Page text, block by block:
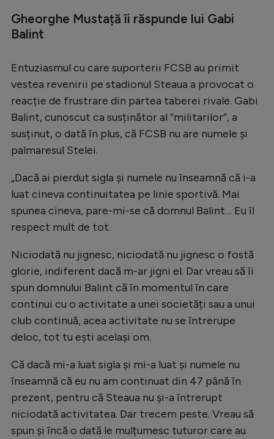
Natație
Formula 1
Gimnastică
Rugby
Ciclism
JO 2024
Intră în cont
Creează cont
Gheorghe Mustață îi răspunde lui Gabi
Balint
Entuziasmul cu care suporterii FCSB au primit
vestea revenirii pe stadionul Steaua a provocat o
reacție de frustrare din partea taberei rivale. Gabi
Balint, cunoscut ca susținător al ”militarilor”, a
susținut, o dată în plus, că FCSB nu are numele și
palmaresul Stelei.
„Dacă ai pierdut sigla și numele nu înseamnă că i-a
luat cineva continuitatea pe linie sportivă. Mai
spunea cineva, pare-mi-se că domnul Balint… Eu îl
respect mult de tot.
Niciodată nu jignesc, niciodată nu jignesc o fostă
glorie, indiferent dacă m-ar jigni el. Dar vreau să îi
spun domnului Balint că în momentul în care
continui cu o activitate a unei societăți sau a unui
club continuă, acea activitate nu se întrerupe
deloc, tot tu ești același om.
Că dacă mi-a luat sigla și mi-a luat și numele nu
înseamnă că eu nu am continuat din 47 până în
prezent, pentru că Steaua nu și-a întrerupt
niciodată activitatea. Dar trecem peste. Vreau să
spun și încă o dată le mulțumesc tuturor care au